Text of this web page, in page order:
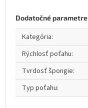
Dodatočné parametre
Kategória:
Rýchlosť poťahu:
Tvrdosť špongie:
Typ poťahu: